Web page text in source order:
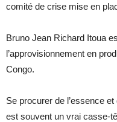
comité de crise mise en
Bruno Jean Richard Itoua
l’approvisionnement en
Congo.
Se procurer de l’essence
est souvent un vrai casse-